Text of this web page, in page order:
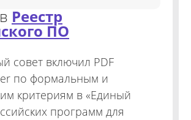
Реестр
ПО
совет включил PDF
по формальным и
критериям в «Единый
программ для